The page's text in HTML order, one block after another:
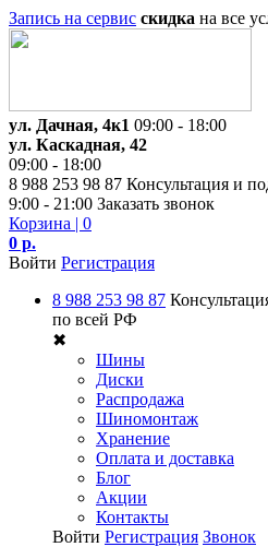
Запись на сервис скидка на все
ул. Дачная, 4к1 09:00 - 18:00
ул. Каскадная, 42
09:00 - 18:00
8 988 253 98 87 Консультация и
9:00 - 21:00 Заказать звонок
Корзина | 0
0 р.
Войти Регистрация
8 988 253 98 87
по всей РФ
✖
Шины
Диски
Распродажа
Шиномонтаж
Хранение
Оплата и доставка
Блог
Акции
Контакты
Войти Регистрация Звонок